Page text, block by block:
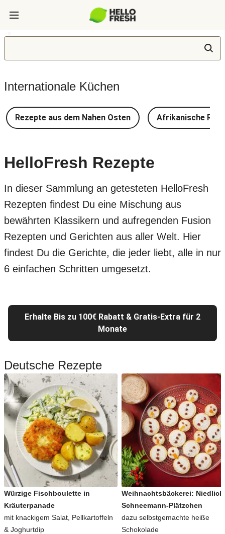
Internationale Küchen
Rezepte aus dem Nahen Osten Afrikanische
HelloFresh Rezepte
In dieser Sammlung an getesteten HelloFresh
Rezepten findest Du eine Mischung aus
bewährten Klassikern und aufregenden Fusion
Rezepten und Gerichten aus aller Welt. Hier
findest Du die Gerichte, die jeder liebt, alle in nur
6 einfachen Schritten umgesetzt.
Erhalte Bis zu 100€ Rabatt & Gratis-Extra für 2
Monate
Deutsche Rezepte
Würzige Fischboulette in
Kräuterpanade
mit knackigem Salat, Pellkartoffeln
& Joghurtdip
Weihnachtsbäckerei:
Schneemann-Plätzchen
dazu selbstgemachte heiße
Schokolade